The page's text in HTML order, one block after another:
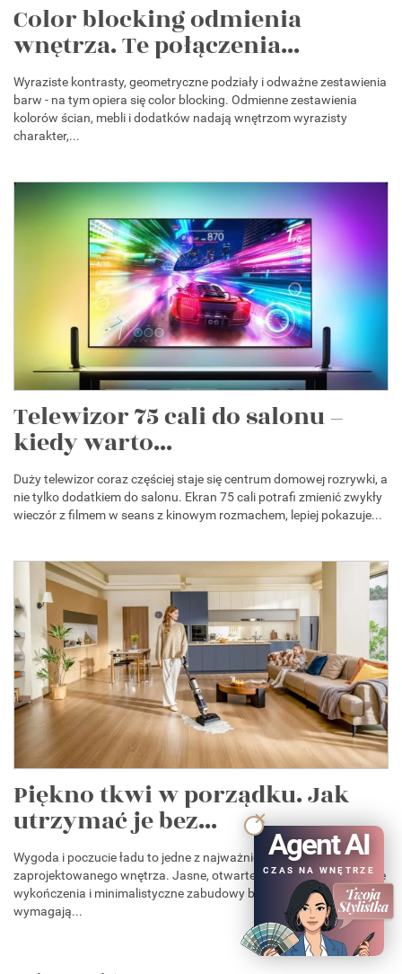
Color blocking odmienia
wnętrza. Te połączenia...
Wyraziste kontrasty, geometryczne podziały i odważne zestawienia
barw - na tym opiera się color blocking. Odmienne zestawienia
kolorów ścian, mebli i dodatków nadają wnętrzom wyrazisty
charakter,...
Telewizor 75 cali do salonu –
kiedy warto...
Duży telewizor coraz częściej staje się centrum domowej rozrywki, a
nie tylko dodatkiem do salonu. Ekran 75 cali potrafi zmienić zwykły
wieczór z filmem w seans z kinowym rozmachem, lepiej pokazuje...
Piękno tkwi w porządku. Jak
utrzymać je bez...
Wygoda i poczucie ładu to jedne z najważniejszych cech dobrze
zaprojektowanego wnętrza. Jasne, otwarte przestrzenie, naturalne
wykończenia i minimalistyczne zabudowy budują harmonię, ale
wymagają...
Agent AI
CZAS NA WNĘTRZE